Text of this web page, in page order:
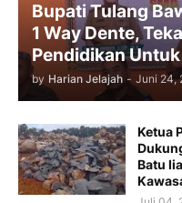
Bupati Tulang
1 Way Dente,
Pendidikan
by Harian Jelajah - Juni 24,
Ketua
Batu